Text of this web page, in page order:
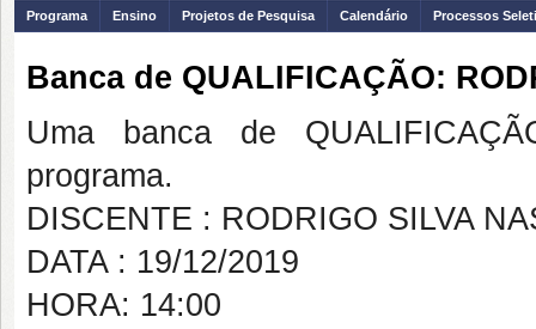
Programa Ensino Projetos de Pesquisa Calendário Processos
Banca de QUALIFICAÇÃO:
Uma banca de
programa.
DISCENTE : RODRIGO SILVA
DATA : 19/12/2019
HORA: 14:00